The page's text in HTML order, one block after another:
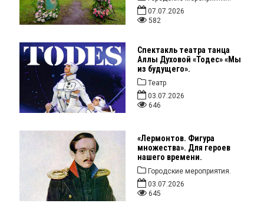
07.07.2026
582
Спектакль театра танца
Аллы Духовой «Тодес» «Мы
из будущего».
Театр
03.07.2026
646
«Лермонтов. Фигура
множества». Для героев
нашего времени.
Городские мероприятия.
03.07.2026
645